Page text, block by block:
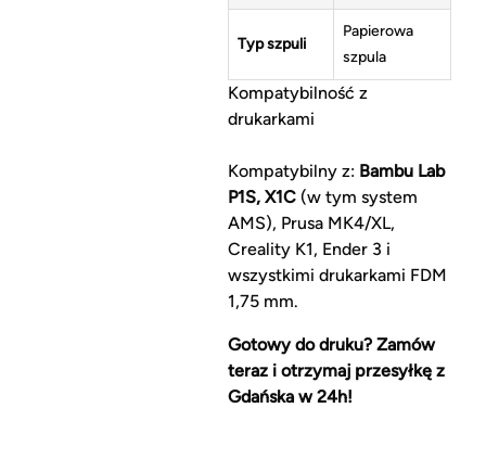
Typ szpuli
Papierowa
szpula
Kompatybilność z
drukarkami
Kompatybilny z: Bambu Lab
P1S, X1C(w tym system
AMS), Prusa MK4/XL,
Creality K1, Ender 3 i
wszystkimi drukarkami FDM
1,75 mm.
Gotowy do druku? Zamów
teraz i otrzymaj przesyłkę z
Gdańska w 24h!